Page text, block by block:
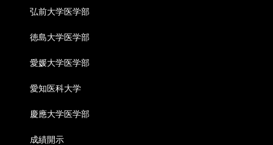
弘前大学医学部
徳島大学医学部
愛媛大学医学部
愛知医科大学
慶應大学医学部
成績開示